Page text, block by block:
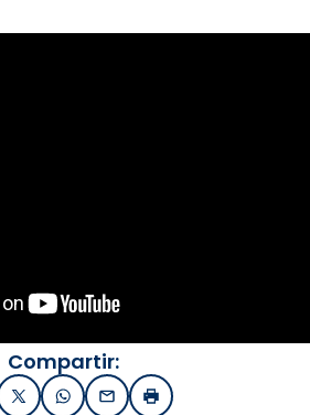
Compartir:
X / TwitterWhatsApp
EmailImprimir